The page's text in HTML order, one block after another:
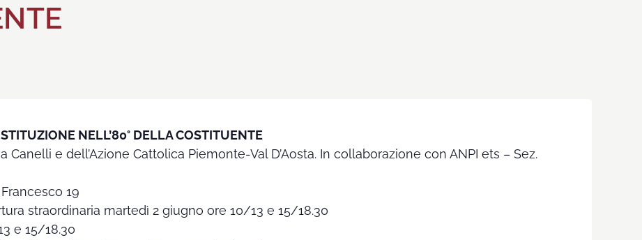
NELL’80° DELLA COSTITUENTE
Canelli e dell’Azione Cattolica Piemonte-Val D’Aosta. In collaborazione con ANPI ets – Sez.
19
straordinaria martedì 2 giugno ore 10/13 e 15/18.30
e 15/18.30